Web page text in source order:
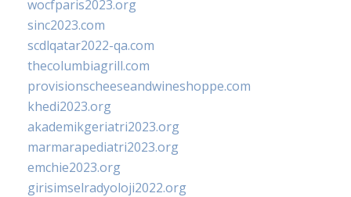
wocfparis2023.org
sinc2023.com
scdlqatar2022-qa.com
thecolumbiagrill.com
provisionscheeseandwineshoppe.com
khedi2023.org
akademikgeriatri2023.org
marmarapediatri2023.org
emchie2023.org
girisimselradyoloji2022.org